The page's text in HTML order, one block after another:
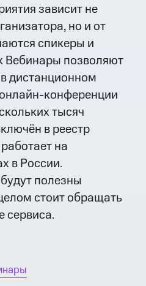
вебинаров
на функции
с автоматическими
интерактивные
демонстрации
зависит не
но и от
спикеры и
позволяют
дистанционном
конференции
тысяч
в реестр
на
в России.
полезны
стоит обращать
сервиса.